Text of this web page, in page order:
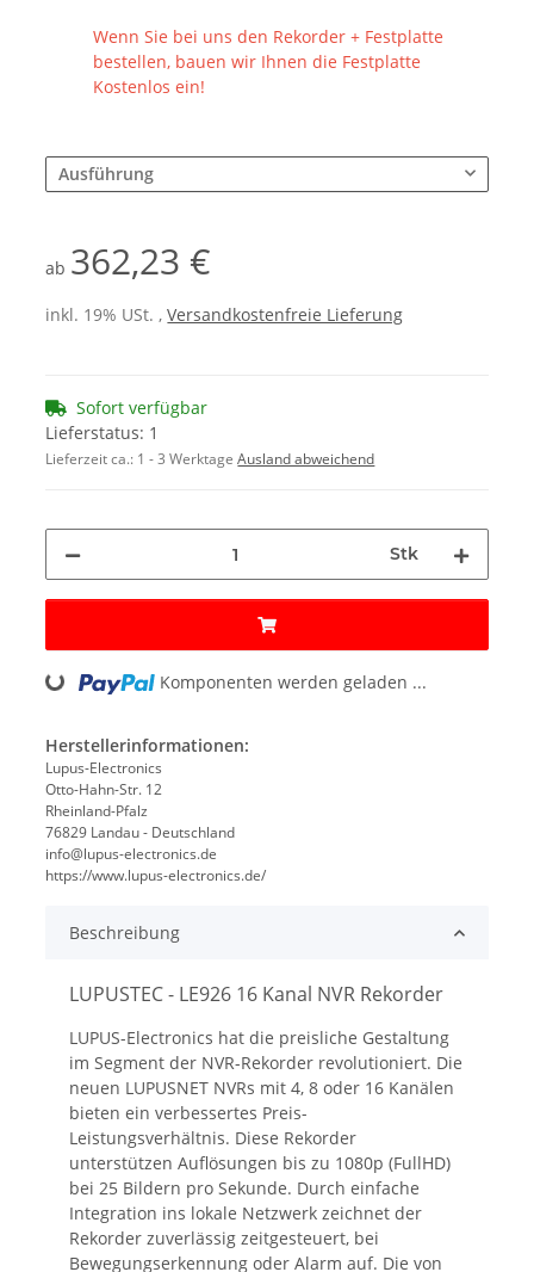
Wenn Sie bei uns den Rekorder + Festplatte
bestellen, bauen wir Ihnen die Festplatte
Kostenlos ein!
Ausführung
ab 362,23 €
inkl. 19% USt. ,Versandkostenfreie Lieferung
Sofort verfügbar
Lieferstatus: 1
Lieferzeit ca.: 1 - 3 WerktageAusland abweichend
Stk
Loading... Komponenten werden geladen ...
Herstellerinformationen:
Lupus-Electronics
Otto-Hahn-Str. 12
Rheinland-Pfalz
76829 Landau - Deutschland
info@lupus-electronics.de
https://www.lupus-electronics.de/
Beschreibung
LUPUSTEC - LE926 16 Kanal NVR Rekorder
LUPUS-Electronics hat die preisliche Gestaltung
im Segment der NVR-Rekorder revolutioniert. Die
neuen LUPUSNET NVRs mit 4, 8 oder 16 Kanälen
bieten ein verbessertes Preis-
Leistungsverhältnis. Diese Rekorder
unterstützen Auflösungen bis zu 1080p (FullHD)
bei 25 Bildern pro Sekunde. Durch einfache
Integration ins lokale Netzwerk zeichnet der
Rekorder zuverlässig zeitgesteuert, bei
Bewegungserkennung oder Alarm auf. Die von